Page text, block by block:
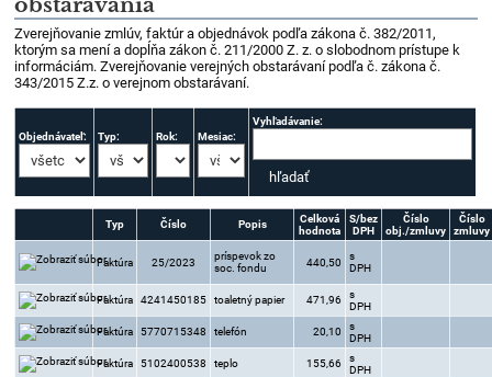
faktúry
Zverejňovanie zmlúv, faktúr a objednávok podľa zákona č. 382/2011,
ktorým sa mení a dopĺňa zákon č. 211/2000 Z. z. o slobodnom prístupe k
informáciám. Zverejňovanie verejných obstarávaní podľa č. zákona č.
343/2015 Z.z. o verejnom obstarávaní.
Objednávateľ: Typ: Rok: Mesiac:
Vyhľadávanie:
Typ Číslo Popis
Celková
hodnota
S/bez
DPH
Číslo
obj./zmluvy
Číslo
zmluvy
Faktúra 25/2023
príspevok zo
soc. fondu
440,50
s
DPH
Faktúra 4241450185 toaletný papier 471,96
s
DPH
Faktúra 5770715348 telefón 20,10
s
DPH
Faktúra 5102400538 teplo 155,66
s
DPH